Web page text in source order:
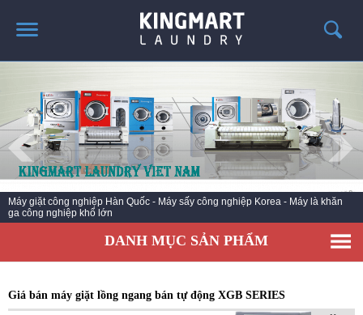
TRANG CHỦ
GIỚI THIỆU
SẢN PHẨM
TIN TỨC GIẶT LÀ
CÔNG TRÌNH TRIỂN KHAI
LIÊN HỆ
Dây chuyền giặt là công nghiệp - giặt khô là hơi Korea - Nhà phân phối chính
hãng thiết bị Hwasung C
DANH MỤC SẢN PHẨM
Giá bán máy giặt lồng ngang bán tự động XGB SERIES